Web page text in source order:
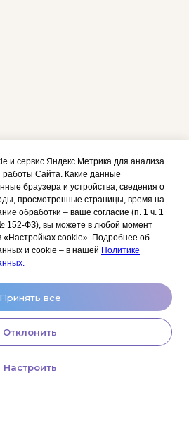
и сервис Яндекс.Метрика для анализа
Сайта. Какие данные
браузера и устройства, сведения о
просмотренные страницы, время на
обработки – ваше согласие (п. 1 ч. 1
152‑ФЗ), вы можете в любой момент
«Настройках cookie». Подробнее об
и cookie – в нашей Политике
Принять все
Отклонить
Настроить
Политика
конфиденциальности
Согласие на обработку
персональных данных
космецевтики